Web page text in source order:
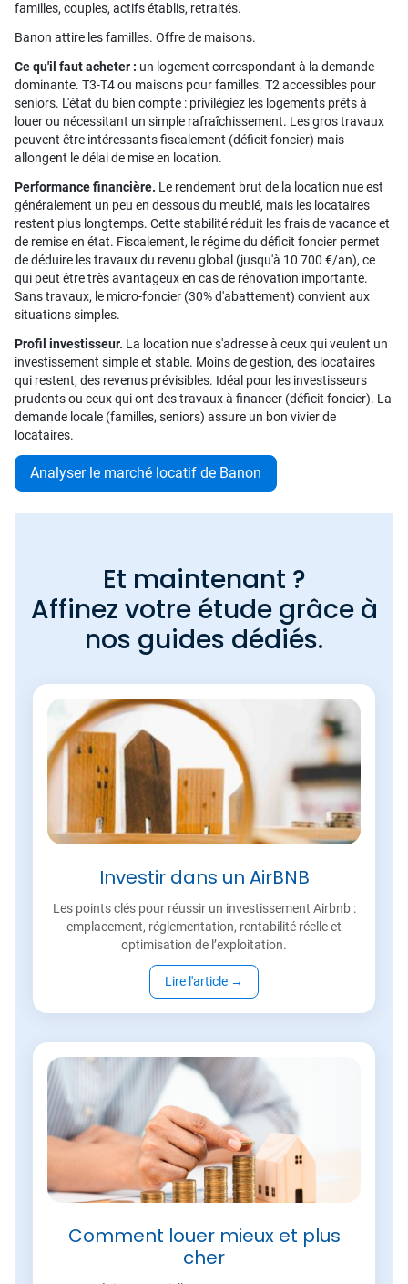
familles, couples, actifs établis, retraités.
Banon attire les familles. Offre de maisons.
Ce qu'il faut acheter : un logement correspondant à la demande
dominante. T3-T4 ou maisons pour familles. T2 accessibles pour
seniors. L'état du bien compte : privilégiez les logements prêts à
louer ou nécessitant un simple rafraîchissement. Les gros travaux
peuvent être intéressants fiscalement (déficit foncier) mais
allongent le délai de mise en location.
Performance financière. Le rendement brut de la location nue est
généralement un peu en dessous du meublé, mais les locataires
restent plus longtemps. Cette stabilité réduit les frais de vacance et
de remise en état. Fiscalement, le régime du déficit foncier permet
de déduire les travaux du revenu global (jusqu'à 10 700 €/an), ce
qui peut être très avantageux en cas de rénovation importante.
Sans travaux, le micro-foncier (30% d'abattement) convient aux
situations simples.
Profil investisseur. La location nue s'adresse à ceux qui veulent un
investissement simple et stable. Moins de gestion, des locataires
qui restent, des revenus prévisibles. Idéal pour les investisseurs
prudents ou ceux qui ont des travaux à financer (déficit foncier). La
demande locale (familles, seniors) assure un bon vivier de
locataires.
Analyser le marché locatif de Banon
Et maintenant ?
Affinez votre étude grâce à
nos guides dédiés.
Investir dans un AirBNB
Les points clés pour réussir un investissement Airbnb :
emplacement, réglementation, rentabilité réelle et
optimisation de l’exploitation.
Lire l'article →
Comment louer mieux et plus
cher